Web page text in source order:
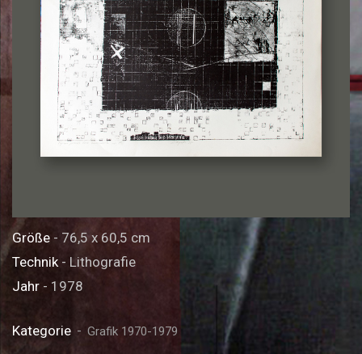
Größe - 76,5 x 60,5 cm
Technik- Lithografie
Jahr - 1978
Kategorie Grafik 1970-1979